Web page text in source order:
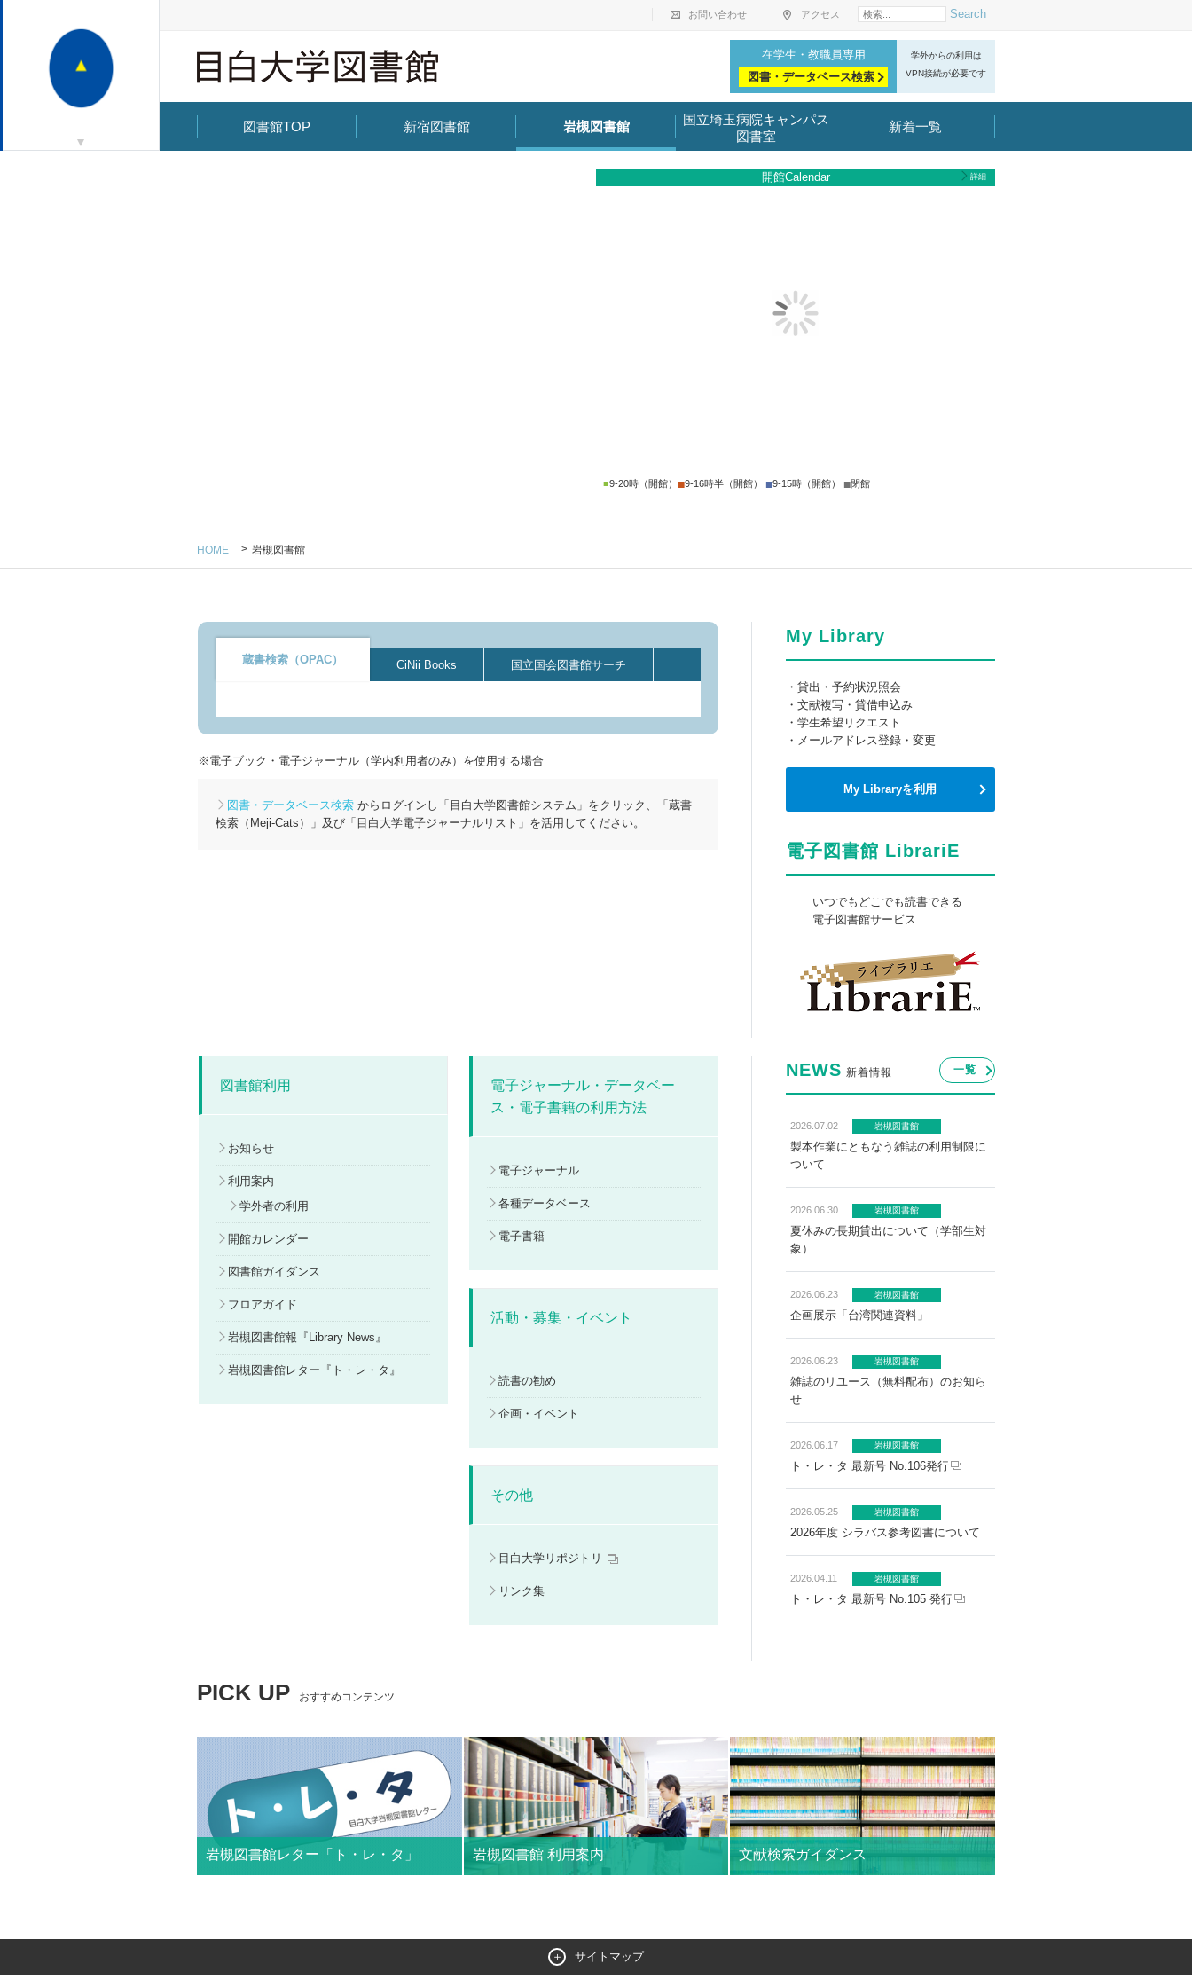
お問い合わせ アクセス Search
在学生・教職員専用
図書・データベース検索
学外からの利用は
VPN接続が必要です
図書館TOP 新宿図書館 岩槻図書館
国立埼玉病院キャンパス
図書室
新着一覧
HOME 岩槻図書館
蔵書検索（OPAC） CiNii Books 国立国会図書館サーチ
※電子ブック・電子ジャーナル（学内利用者のみ）を使用する場合
図書・データベース検索 からログインし「目白大学図書館システム」をクリック、「蔵書
検索（Meji-Cats）」及び「目白大学電子ジャーナルリスト」を活用してください。
My Library
・貸出・予約状況照会
・文献複写・貸借申込み
・学生希望リクエスト
・メールアドレス登録・変更
My Libraryを利用
電子図書館 LibrariE
いつでもどこでも読書できる
電子図書館サービス
図書館利用
お知らせ
利用案内
学外者の利用
開館カレンダー
図書館ガイダンス
フロアガイド
岩槻図書館報『Library News』
岩槻図書館レター『ト・レ・タ』
電子ジャーナル・データベー
ス・電子書籍の利用方法
電子ジャーナル
各種データベース
電子書籍
活動・募集・イベント
読書の勧め
企画・イベント
その他
目白大学リポジトリ
リンク集
一覧
NEWS 新着情報
2026.07.02 岩槻図書館
製本作業にともなう雑誌の利用制限に
ついて
2026.06.30 岩槻図書館
夏休みの長期貸出について（学部生対
象）
2026.06.23 岩槻図書館
企画展示「台湾関連資料」
2026.06.23 岩槻図書館
雑誌のリユース（無料配布）のお知ら
せ
2026.06.17 岩槻図書館
ト・レ・タ 最新号 No.106発行
2026.05.25 岩槻図書館
2026年度 シラバス参考図書について
2026.04.11 岩槻図書館
ト・レ・タ 最新号 No.105 発行
PICK UP おすすめコンテンツ
岩槻図書館レター「ト・レ・タ」 岩槻図書館 利用案内 文献検索ガイダンス
開館Calendar 詳細
■9-20時（開館） ■9-16時半（開館） ■9-15時（開館） ■閉館
サイトマップ